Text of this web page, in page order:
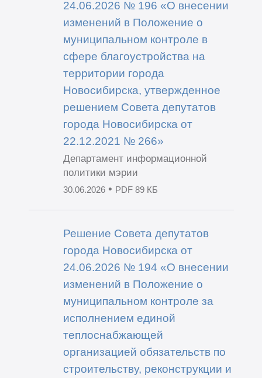
24.06.2026 № 196 «О внесении
изменений в Положение о
муниципальном контроле в
сфере благоустройства на
территории города
Новосибирска, утвержденное
решением Совета депутатов
города Новосибирска от
22.12.2021 № 266»
Департамент информационной
политики мэрии
30.06.2026• PDF 89 КБ
Решение Совета депутатов
города Новосибирска от
24.06.2026 № 194 «О внесении
изменений в Положение о
муниципальном контроле за
исполнением единой
теплоснабжающей
организацией обязательств по
строительству, реконструкции и